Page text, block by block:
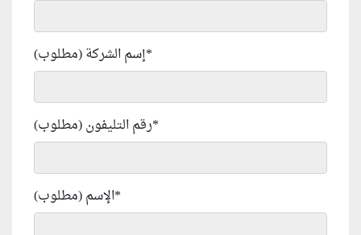
إسم الشركة (مطلوب)*
رقم التليفون (مطلوب)*
الإسم (مطلوب)*